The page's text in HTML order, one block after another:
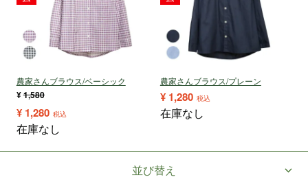
農家さんブラウス/ベーシック
¥1,580
¥ 1,280 税込
在庫なし
農家さんブラウス/プレーン
¥ 1,280 税込
在庫なし
並び替え